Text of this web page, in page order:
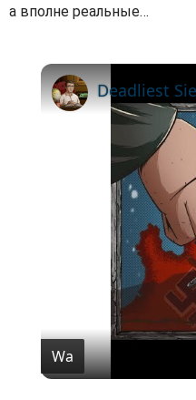
а вполне реальные…
Deadliest
Wa